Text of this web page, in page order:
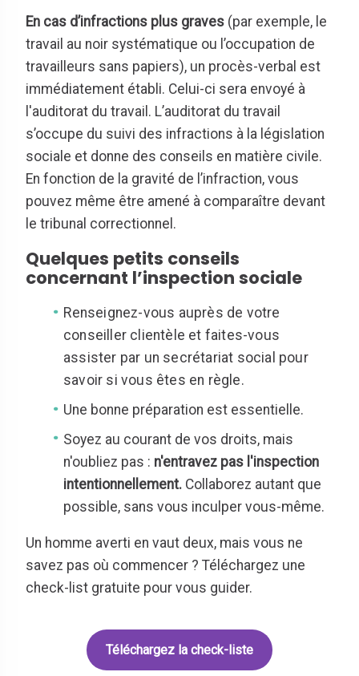
En cas d’infractions plus graves (par exemple, le
travail au noir systématique ou l’occupation de
travailleurs sans papiers), un procès-verbal est
immédiatement établi. Celui-ci sera envoyé à
l'auditorat du travail. L’auditorat du travail
s’occupe du suivi des infractions à la législation
sociale et donne des conseils en matière civile.
En fonction de la gravité de l’infraction, vous
pouvez même être amené à comparaître devant
le tribunal correctionnel.
Quelques petits conseils
concernant l’inspection sociale
Renseignez-vous auprès de votre
conseiller clientèle et faites-vous
assister par un secrétariat social pour
savoir si vous êtes en règle.
Une bonne préparation est essentielle.
Soyez au courant de vos droits, mais
n'oubliez pas : n'entravez pas l'inspection
intentionnellement. Collaborez autant que
possible, sans vous inculper vous-même.
Un homme averti en vaut deux, mais vous ne
savez pas où commencer ? Téléchargez une
check-list gratuite pour vous guider.
Téléchargez la check-liste